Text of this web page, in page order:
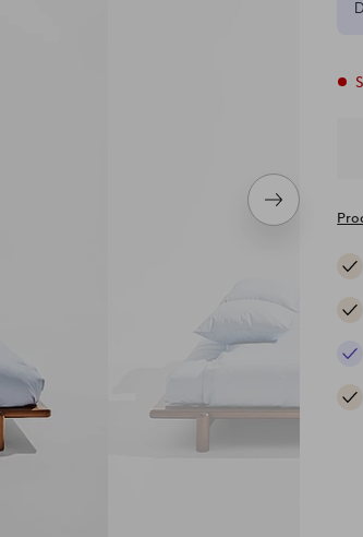
Nästa
produkt